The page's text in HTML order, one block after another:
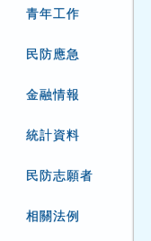
青年工作
民防應急
金融情報
統計資料
民防志願者
相關法例